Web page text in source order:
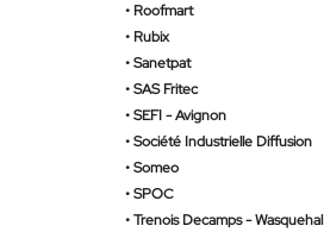
• Roofmart
• Rubix
• Sanetpat
•SAS Fritec
•SEFI - Avignon
•Société Industrielle Diffusion
•Someo
• SPOC
•Trenois Decamps - Wasquehal